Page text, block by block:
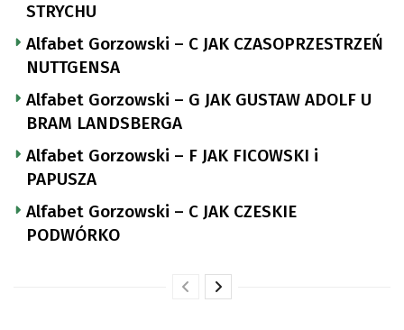
STRYCHU
Alfabet Gorzowski – C JAK CZASOPRZESTRZEŃ
NUTTGENSA
Alfabet Gorzowski – G JAK GUSTAW ADOLF U
BRAM LANDSBERGA
Alfabet Gorzowski – F JAK FICOWSKI i
PAPUSZA
Alfabet Gorzowski – C JAK CZESKIE
PODWÓRKO